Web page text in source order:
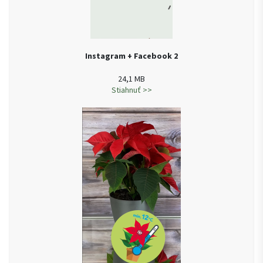
Instagram + Facebook 2
24,1 MB
Stiahnuť >>